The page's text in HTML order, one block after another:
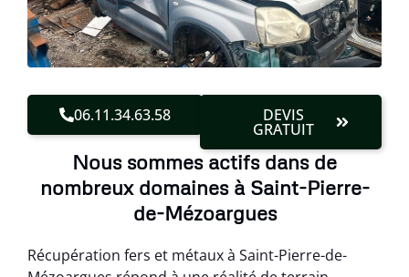
06.11.34.63.58 DEVIS
GRATUIT
Nous sommes actifs dans de
nombreux domaines à Saint-Pierre-
de-Mézoargues
Récupération fers et métaux à Saint-Pierre-de-